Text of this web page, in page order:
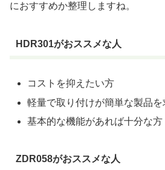
におすすめか整理しますね。
HDR301がおススメな人
コストを抑えたい方
軽量で取り付けが簡単な製品
基本的な機能があれば十分な方
ZDR058がおススメな人